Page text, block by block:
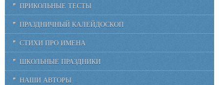
ПРИКОЛЬНЫЕ ТЕСТЫ
ПРАЗДНИЧНЫЙ КАЛЕЙДОСКОП
СТИХИ ПРО ИМЕНА
ШКОЛЬНЫЕ ПРАЗДНИКИ
НАШИ АВТОРЫ